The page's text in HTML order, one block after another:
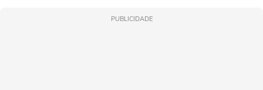
PUBLICIDADE